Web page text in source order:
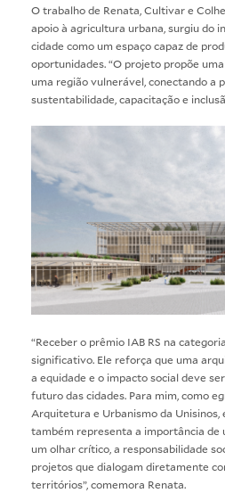
O trabalho de Renata, Cultivar e
apoio à agricultura urbana, surgiu do
cidade como um espaço capaz de
oportunidades. “O projeto propõe
uma região vulnerável, conectando a
sustentabilidade, capacitação e
“Receber o prêmio IAB RS na
significativo. Ele reforça que uma
a equidade e o impacto social deve
futuro das cidades. Para mim, como
Arquitetura e Urbanismo da Unisinos,
também representa a importância de
um olhar crítico, a responsabilidade
projetos que dialogam diretamente
territórios”, comemora Renata.